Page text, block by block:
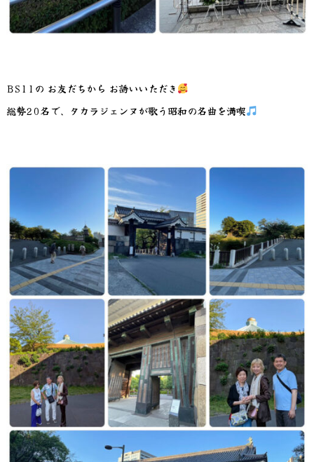
BS11の お友だちから お誘いいただき
総勢20名で、タカラジェンヌが歌う昭和の名曲を満喫